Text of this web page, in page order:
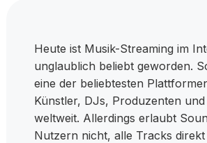
Heute ist Musik-Streaming im
unglaublich beliebt geworden.
eine der beliebtesten
Künstler, DJs, Produzenten
weltweit. Allerdings erlaubt
Nutzern nicht, alle Tracks direkt